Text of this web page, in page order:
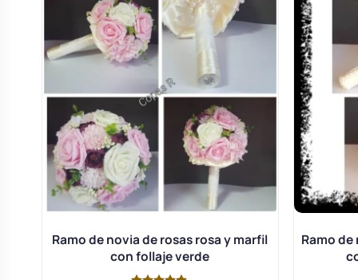
Ramo de novia de rosas rosa y marfil
con follaje verde
Ramo